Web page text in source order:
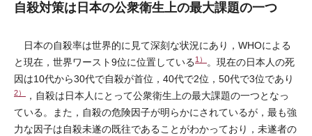
自殺対策は日本の公衆衛生上の最大課題の一つ
日本の自殺率は世界的に見て深刻な状況にあり，WHOによる
と現在，世界ワースト9位に位置している 1）
。現在の日本人の死
因は10代から30代で自殺が首位，40代で2位，50代で3位であり
2）
，自殺は日本人にとって公衆衛生上の最大課題の一つとなっ
ている。また，自殺の危険因子が明らかにされているが，最も強
力な因子は自殺未遂の既往であることがわかっており，未遂者の